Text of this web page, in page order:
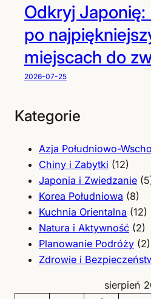
Odkryj
po
miejscach do
2026-07-25
Kategorie
Azja Południowo-
Chiny i Zabytki (12)
Japonia i Zwiedzanie
Korea Południowa (8)
Kuchnia Orientalna (12)
Natura i Aktywność (2)
Planowanie Podróży (2)
Zdrowie i
sierpień